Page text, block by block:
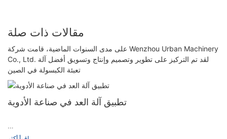
مقالات ذات صلة
على مدى السنوات الماضية، قامت شركة Wenzhou Urban Machinery
Co., Ltd. لقد تم التركيز على تطوير وتصميم وإنتاج وتسويق أفضل آلة
تعبئة الكبسولة في الصين
تطبيق آلة العد في صناعة الأدوية
ينعكس تطبيق آلة العد في صناعة الأدوية بشكل رئيسي في عد